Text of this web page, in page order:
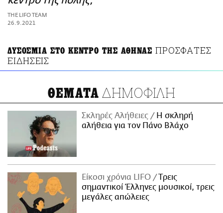
ΑΜΠΑ
PRINT
THE LIFO TEAM
26.9.2021
ΔΥΣΟΣΜΙΑ ΣΤΟ ΚΕΝΤΡΟ ΤΗΣ ΑΘΗΝΑΣ ΠΡΟΣΦΑΤΕΣ
ΕΙΔΗΣΕΙΣ
ΘΕΜΑΤΑ ΔΗΜΟΦΙΛΗ
Σκληρές Αλήθειες
H σκληρή
αλήθεια για τον Πάνο Βλάχο
Είκοσι χρόνια LIFO
Tρεις
σημαντικοί Έλληνες μουσικοί, τρεις
μεγάλες απώλειες